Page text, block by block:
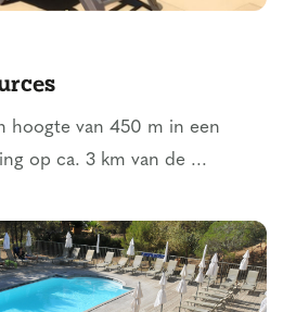
hoogte van 450 m in een
op ca. 3 km van de ...